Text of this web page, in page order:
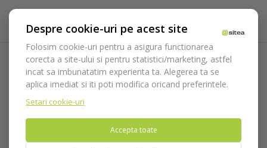
Despre cookie-uri pe acest site
Folosim cookie-uri pentru a asigura functionarea
corecta a site-ului si pentru statistici/marketing, astfel
incat sa imbunatatim experienta ta. Alegerea ta se
aplica imediat si iti poti modifica oricand preferintele.
Setari cookie-uri
Accepta toate
Acasa Instrumentar Instrumentar ortodontie
Kit
ortodontie clasic cod 1680/1
Nu puteti plasa comenzi din tara din care accesati website-ul